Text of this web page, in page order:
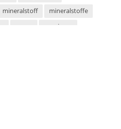
mineralstoff
mineralstoffe
saunieren